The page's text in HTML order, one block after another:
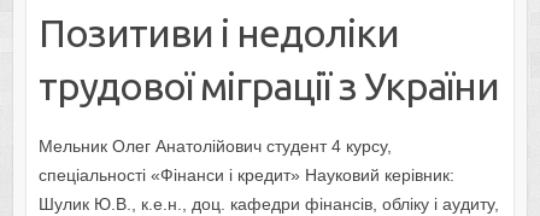
Позитиви і недоліки
трудової міграції з України
Мельник Олег Анатолійович студент 4 курсу,
спеціальності «Фінанси і кредит» Науковий керівник:
Шулик Ю.В., к.е.н., доц. кафедри фінансів, обліку і аудиту,